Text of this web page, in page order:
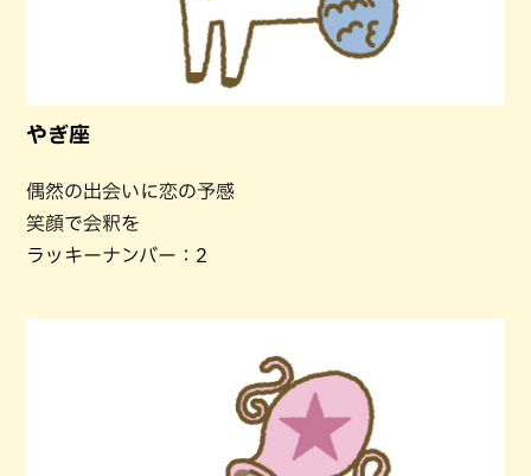
やぎ座
偶然の出会いに恋の予感
笑顔で会釈を
ラッキーナンバー：2